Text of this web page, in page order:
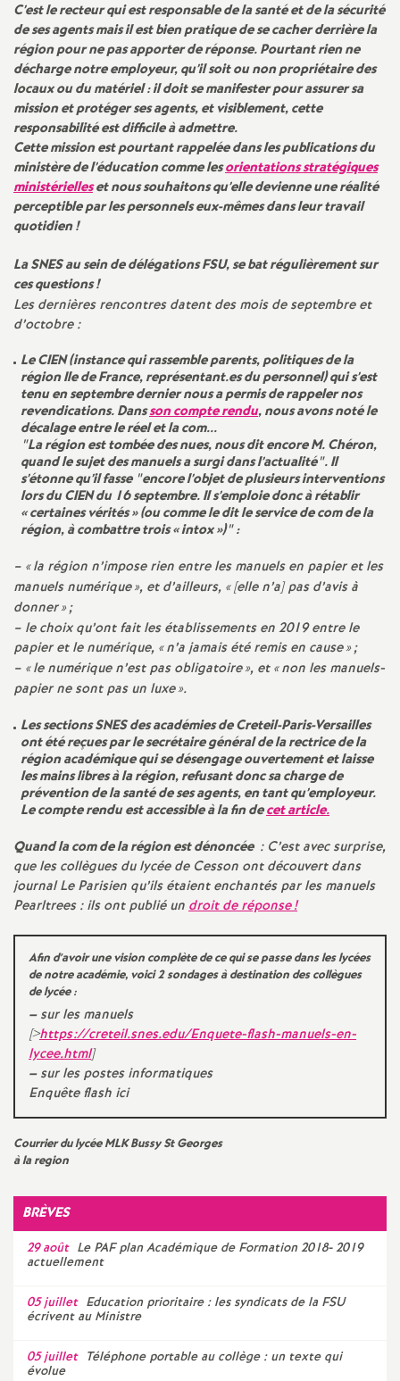
n
e
m
e
n
t
s
d
e
S
e
c
o
n
d
d
e
g
r
é
O
r
l
a
T
o
u
C’est le recteur qui est responsable de la santé et de la sécurité
de ses agents mais il est bien pratique de se cacher derrière la
région pour ne pas apporter de réponse. Pourtant rien ne
décharge notre employeur, qu’il soit ou non propriétaire des
locaux ou du matériel : il doit se manifester pour assurer sa
mission et protéger ses agents, et visiblement, cette
responsabilité est difficile à admettre.
Cette mission est pourtant rappelée dans les publications du
ministère de l’éducation comme lesorientations stratégiques
ministérielleset nous souhaitons qu’elle devienne une réalité
perceptible par les personnels eux-mêmes dans leur travail
quotidien!
LaSNESau sein de délégationsFSU, se bat régulièrement sur
ces questions!
Les dernières rencontres datent des mois de septembre et
d’octobre :
LeCIEN(instance qui rassemble parents, politiques de la
région Ile de France, représentant.es du personnel) qui s’est
tenu en septembre dernier nous a permis de rappeler nos
revendications. Dansson compte rendu, nous avons noté le
décalage entre le réel et la com...
"La région est tombée des nues, nous dit encore M. Chéron,
quand le sujet des manuels a surgi dans l’actualité". Il
s’étonne qu’il fasse "encore l’objet de plusieurs interventions
lors duCIENdu 16 septembre. Il s’emploie donc à rétablir
«certaines vérités» (ou comme le dit le service de com de la
région, à combattre trois «intox»)" :
– «la région n’impose rien entre les manuels en papier et les
manuels numérique», et d’ailleurs, «[elle n’a] pas d’avis à
donner»;
– le choix qu’ont fait les établissements en 2019 entre le
papier et le numérique, «n’a jamais été remis en cause»;
– «le numérique n’est pas obligatoire», et «non les manuels-
papier ne sont pas un luxe».
Les sectionsSNESdes académies de Creteil-Paris-Versailles
ont été reçues par le secrétaire général de la rectrice de la
région académique qui se désengage ouvertement et laisse
les mains libres à la région, refusant donc sa charge de
prévention de la santé de ses agents, en tant qu’employeur.
Le compte rendu est accessible à la fin decet article.
Quand la com de la région est dénoncée : C’est avec surprise,
que les collègues du lycée de Cesson ont découvert dans
journal Le Parisien qu’ils étaient enchantés par les manuels
Pearltrees : ils ont publié undroit de réponse!
Afin d’avoir une vision complète de ce qui se passe dans les lycées
de notre académie, voici 2 sondages à destination des collègues
de lycée :
–sur les manuels
[>https://creteil.snes.edu/Enquete-flash-manuels-en-
lycee.html]
–sur les postes informatiques
Enquête flash ici
Courrier du lycéeMLKBussy St Georges
à la region
BRÈVES
29 août Le PAFplan Académique de Formation 2018- 2019
actuellement
05 juillet Education prioritaire : les syndicats de la FSU
écrivent au Ministre
05 juillet Téléphone portable au collège : un texte qui
évolue